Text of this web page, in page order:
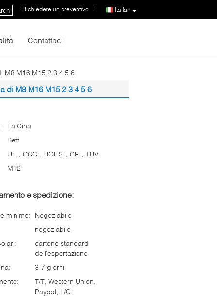
Italian
Richiedere un preventivo |
Contattaci
M8 M16 M15 2 3 4 5 6
di M8 M16 M15 2 3 4 5 6
La Cina
Bett
UL，CCC，ROHS，CE，TUV
M12
e spedizione:
minimo:
Negoziabile
negoziabile
cartone standard
dell'esportazione
3-7 giorni
T/T, Western Union,
Paypal, L/C